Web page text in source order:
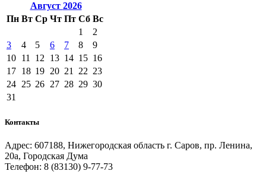
Август 2026
Пн Вт Ср Чт Пт Сб Вс
1
2
3
4 5 6 7 8
9
10 11 12 13 14 15 16
17 18 19 20 21 22 23
24 25 26 27 28 29 30
31
Контакты
Адрес: 607188, Нижегородская область г. Саров, пр. Ленина,
20а, Городская Дума
Телефон: 8 (83130) 9-77-73